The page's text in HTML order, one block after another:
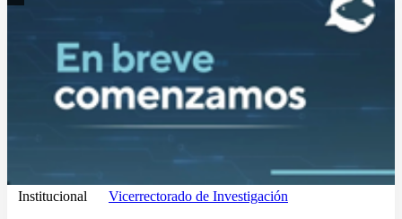
Institucional Vicerrectorado de Investigación